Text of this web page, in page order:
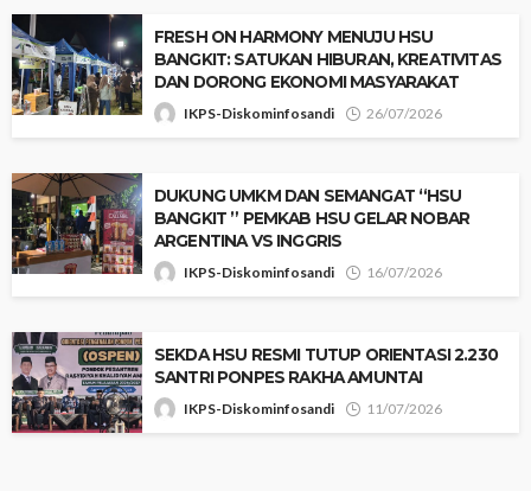
‎FRESH ON HARMONY MENUJU HSU
BANGKIT: SATUKAN HIBURAN, KREATIVITAS
DAN DORONG EKONOMI MASYARAKAT
IKPS-Diskominfosandi 26/07/2026
‎​DUKUNG UMKM DAN SEMANGAT “HSU
BANGKIT ” PEMKAB HSU GELAR NOBAR
ARGENTINA VS INGGRIS
IKPS-Diskominfosandi 16/07/2026
SEKDA HSU RESMI TUTUP ORIENTASI 2.230
SANTRI PONPES RAKHA AMUNTAI
IKPS-Diskominfosandi 11/07/2026